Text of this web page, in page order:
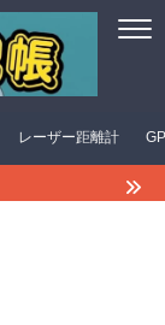
レーザー距離計